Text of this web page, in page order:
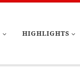
HIGHLIGHTS